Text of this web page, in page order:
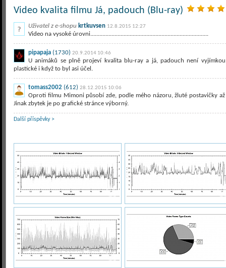
Video kvalita filmu Já, padouch (Blu-ray)
Uživatel z e-shopu krtkuvsen 12.8.2015 12:27
Video na vysoké úrovni..............................................................................
pipapaja (1730) 20.9.2014 10:46
U animáků se plně projeví kvalita blu-ray a já, padouch není
plastické i když to byl asi účel.
tomass2002 (612) 28.12.2015 10:06
Oproti filmu Mimoni působí zde, podle mého názoru, žluté postavičky
Jinak zbytek je po grafické stránce výborný.
Další příspěvky >